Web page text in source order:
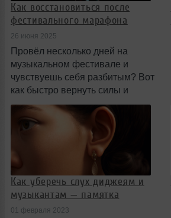
Как восстановиться после
фестивального марафона
26 июня 2025
Провёл несколько дней на
музыкальном фестивале и
чувствуешь себя разбитым? Вот
как быстро вернуть силы и
прийти в норму.
Как уберечь слух диджеям и
музыкантам — памятка
01 февраля 2023